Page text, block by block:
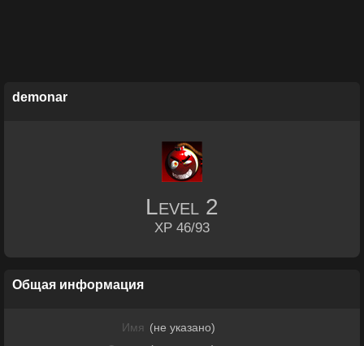
demonar
Level 2
XP 46/93
Общая информация
Имя (не указано)